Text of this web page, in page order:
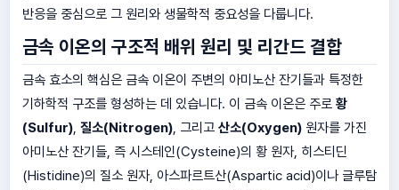
반응을 중심으로 그 원리와 생물학적 중요성을 다룹니다.
금속 이온의 구조적 배위 원리 및 리간드 결합
금속 효소의 핵심은 금속 이온이 주변의 아미노산 잔기들과 특정한
기하학적 구조를 형성하는 데 있습니다. 이 금속 이온은 주로 황
(Sulfur), 질소(Nitrogen), 그리고 산소(Oxygen)원자를 가진
아미노산 잔기들, 즉 시스테인(Cysteine)의 황 원자, 히스티딘
(Histidine)의 질소 원자, 아스파르트산(Aspartic acid)이나 글루탐